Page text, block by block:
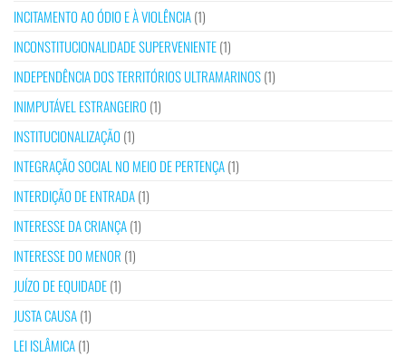
INCITAMENTO AO ÓDIO E À VIOLÊNCIA(1)
INCONSTITUCIONALIDADE SUPERVENIENTE(1)
INDEPENDÊNCIA DOS TERRITÓRIOS ULTRAMARINOS(1)
INIMPUTÁVEL ESTRANGEIRO (1)
INSTITUCIONALIZAÇÃO (1)
INTEGRAÇÃO SOCIAL NO MEIO DE PERTENÇA(1)
INTERDIÇÃO DE ENTRADA(1)
INTERESSE DA CRIANÇA(1)
INTERESSE DO MENOR (1)
JUÍZO DE EQUIDADE(1)
JUSTA CAUSA(1)
LEI ISLÂMICA(1)